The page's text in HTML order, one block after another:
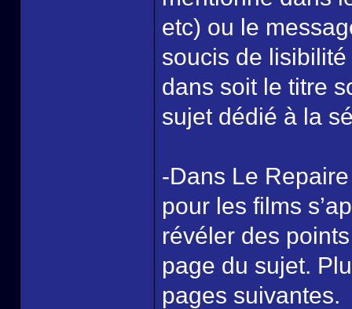
etc) ou le
soucis de
dans soit le titre
sujet dédié à la
-Dans Le
pour les films
révéler des
page du sujet.
pages suivantes.